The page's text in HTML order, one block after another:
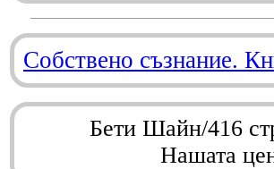
Собствено съзнание.
Бети Шайн/416
Нашата